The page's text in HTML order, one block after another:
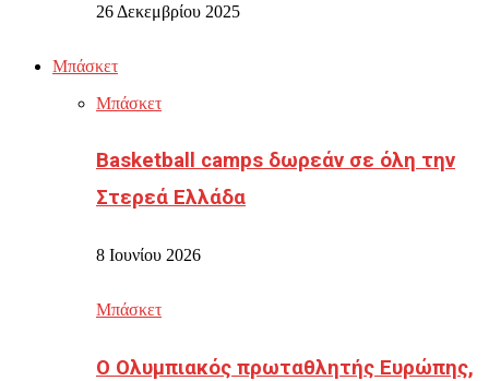
26 Δεκεμβρίου 2025
Μπάσκετ
Μπάσκετ
Basketball camps δωρεάν σε όλη την
Στερεά Ελλάδα
8 Ιουνίου 2026
Μπάσκετ
Ο Ολυμπιακός πρωταθλητής Ευρώπης,